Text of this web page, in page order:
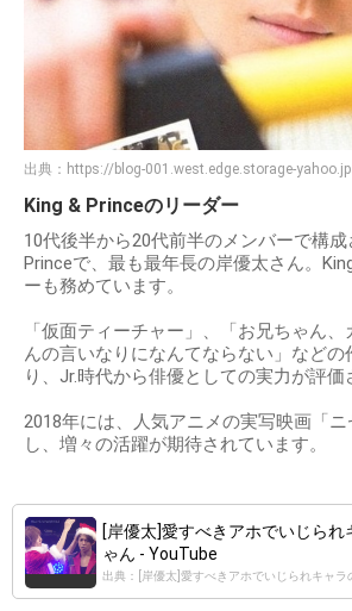
出典： https://blog-001.west.edge.storage-yahoo.jp
King & Princeのリーダー
10代後半から20代前半のメンバーで構
Princeで、最も最年長の岸優太さん。
ーも務めています。
「仮面ティーチャー」、「お兄ちゃん、
んの言いなりになんてならない」などの
り、Jr.時代から俳優としての実力が評価
2018年には、人気アニメの実写映画「
し、増々の活躍が期待されています。
[岸優太]愛すべきアホでいじられ
ゃん - YouTube
出典：[岸優太]愛すべきアホでいじられキャラ